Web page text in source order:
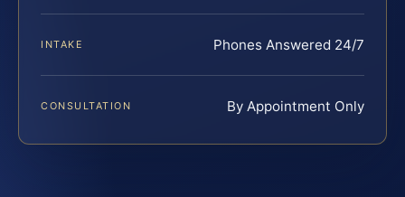
INTAKE Phones Answered 24/7
CONSULTATION By Appointment Only